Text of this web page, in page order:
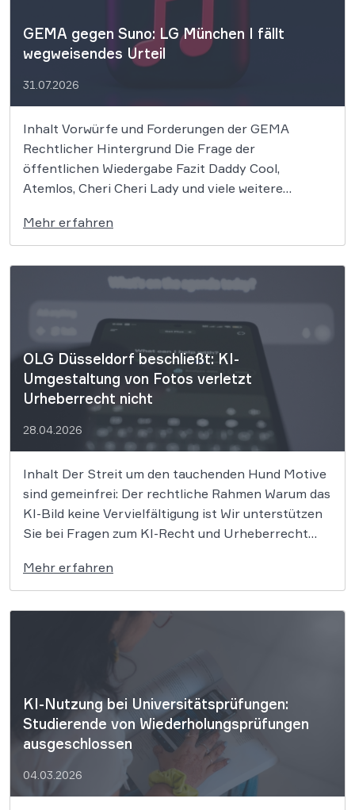
GEMA gegen Suno: LG München I fällt
wegweisendes Urteil
31.07.2026
Inhalt Vorwürfe und Forderungen der GEMA
Rechtlicher Hintergrund Die Frage der
öffentlichen Wiedergabe Fazit Daddy Cool,
Atemlos, Cheri Cheri Lady und viele weitere
bedeutenden Urheberrechtsprozesses werden. Die
GEMA klagt gegen das KI-Unternehmen Suno und
will die Rechte ihrer Mitglieder verteidigen. Dem
Unternehmen […]
Mehr erfahren
OLG Düsseldorf beschließt: KI-
Umgestaltung von Fotos verletzt
Urheberrecht nicht
28.04.2026
Inhalt Der Streit um den tauchenden Hund Motive
sind gemeinfrei: Der rechtliche Rahmen Warum das
KI-Bild keine Vervielfältigung ist Wir unterstützen
Sie bei Fragen zum KI-Recht und Urheberrecht
daraus ein stilistisch völlig neues Bild generiert,
begeht keine Urheberrechtsverletzung. Das […]
Mehr erfahren
KI-Nutzung bei Universitätsprüfungen:
Studierende von Wiederholungsprüfungen
ausgeschlossen
04.03.2026